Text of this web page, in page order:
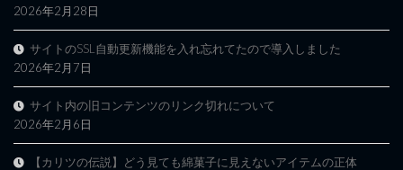
2026年2月28日
サイトのSSL自動更新機能を入れ忘れてたので導入しました
2026年2月7日
サイト内の旧コンテンツのリンク切れについて
2026年2月6日
【カリツの伝説】どう見ても綿菓子に見えないアイテムの正体